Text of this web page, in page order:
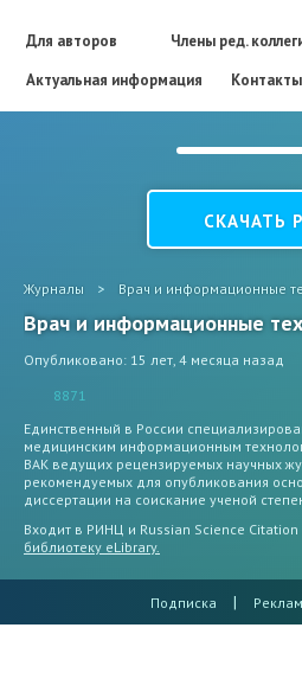
Для авторов Члены ред.
Актуальная информация
Контакты
СКАЧАТЬ
Журналы > Врач и информационные
Врач и информационные
Опубликовано: 15 лет, 4 месяца назад
8871
Единственный в России
медицинским информационным
ВАК ведущих рецензируемых научных
рекомендуемых для опубликования
диссертации на соискание ученой
Входит в РИНЦ и Russian Science Citation
библиотеку eLibrary.
Подписка |